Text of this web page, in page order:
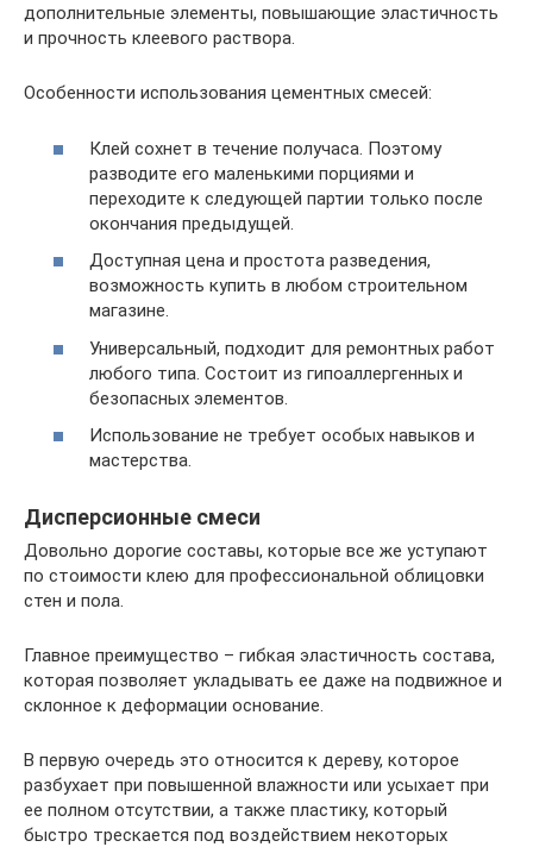
дополнительные элементы, повышающие эластичность
и прочность клеевого раствора.
Особенности использования цементных смесей:
Клей сохнет в течение получаса. Поэтому
разводите его маленькими порциями и
переходите к следующей партии только после
окончания предыдущей.
Доступная цена и простота разведения,
возможность купить в любом строительном
магазине.
Универсальный, подходит для ремонтных работ
любого типа. Состоит из гипоаллергенных и
безопасных элементов.
Использование не требует особых навыков и
мастерства.
Дисперсионные смеси
Довольно дорогие составы, которые все же уступают
по стоимости клею для профессиональной облицовки
стен и пола.
Главное преимущество – гибкая эластичность состава,
которая позволяет укладывать ее даже на подвижное и
склонное к деформации основание.
В первую очередь это относится к дереву, которое
разбухает при повышенной влажности или усыхает при
ее полном отсутствии, а также пластику, который
быстро трескается под воздействием некоторых